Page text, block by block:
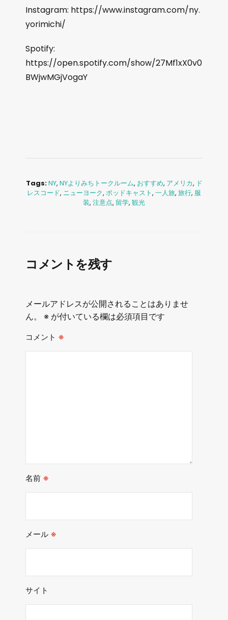
Instagram: https://www.instagram.com/ny.
yorimichi/
Spotify:
https://open.spotify.com/show/27Mf1xX0v0
BWjwMGjVogaY
Tags:NY, NYよりみちトークルーム, おすすめ, アメリカ, ド
レスコード, ニューヨーク, ポッドキャスト, 一人旅, 旅行, 服
装, 注意点, 留学, 観光
コメントを残す
メールアドレスが公開されることはありませ
ん。
※が付いている欄は必須項目です
コメント ※
名前 ※
メール ※
サイト